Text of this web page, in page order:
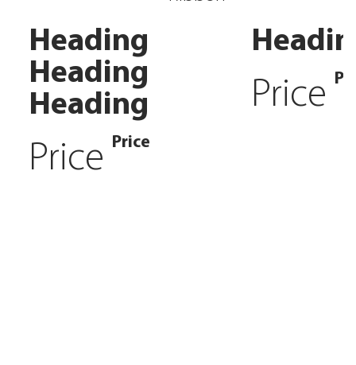
Heading
Heading
Heading
Price Price
Price